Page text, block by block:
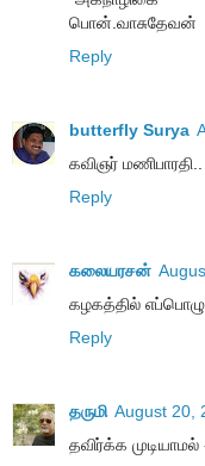
பொன்.வாசுதேவன்
Reply
butterfly Surya
கவிஞர்
Reply
கலையரசன்
கழகத்தில்
Reply
தருமி August 20,
தவிர்க்க